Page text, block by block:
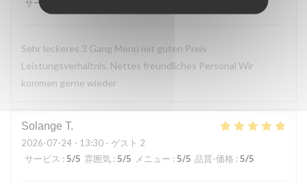
サービス
Sehr leckeres 3 Gang Menü mit guten Preis
Leistungsverhältnis. Nettes freundliches Personal Wir
kommen gerne wieder
Solange T
2026-07-24 - 13:30 - ゲスト 2
サービス : 5/5 雰囲気 : 5/5 メニュー : 5/5 品質-価格 : 5/5